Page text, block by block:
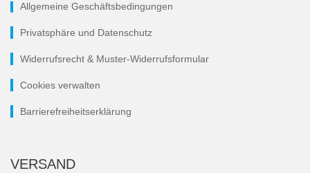
Allgemeine Geschäftsbedingungen
Privatsphäre und Datenschutz
Widerrufsrecht & Muster-Widerrufsformular
Cookies verwalten
Barrierefreiheitserklärung
VERSAND